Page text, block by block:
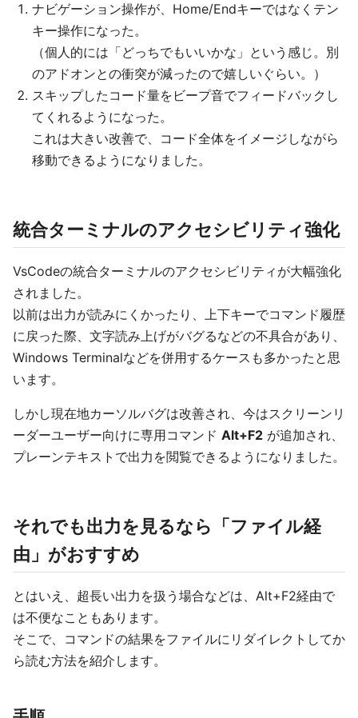
ナビゲーション操作が、Home/Endキーではなくテン
キー操作になった。
（個人的には「どっちでもいいかな」という感じ。別
のアドオンとの衝突が減ったので嬉しいぐらい。）
スキップしたコード量をビープ音でフィードバックし
てくれるようになった。
これは大きい改善で、コード全体をイメージしながら
移動できるようになりました。
統合ターミナルのアクセシビリティ強化
VsCodeの統合ターミナルのアクセシビリティが大幅強化
されました。
以前は出力が読みにくかったり、上下キーでコマンド履歴
に戻った際、文字読み上げがバグるなどの不具合があり、
Windows Terminalなどを併用するケースも多かったと思
います。
しかし現在地カーソルバグは改善され、今はスクリーンリ
ーダーユーザー向けに専用コマンド Alt+F2 が追加され、
プレーンテキストで出力を閲覧できるようになりました。
それでも出力を見るなら「ファイル経
由」がおすすめ
とはいえ、超長い出力を扱う場合などは、Alt+F2経由で
は不便なこともあります。
そこで、コマンドの結果をファイルにリダイレクトしてか
ら読む方法を紹介します。